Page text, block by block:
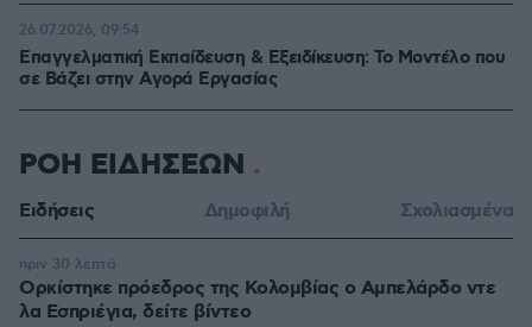
Επαγγελματική Εκπαίδευση & Εξειδίκευση: Το Mοντέλο που
σε Bάζει στην Aγορά Eργασίας
26.07.2026, 09:54
ΡΟΗ ΕΙΔΗΣΕΩΝ
Ειδήσεις Δημοφιλή Σχολιασμένα
Ορκίστηκε πρόεδρος της Κολομβίας ο Αμπελάρδο ντε
λα Εσπριέγια, δείτε βίντεο
πριν 30 λεπτά